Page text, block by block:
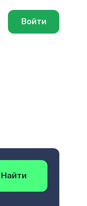
Войти
Найти